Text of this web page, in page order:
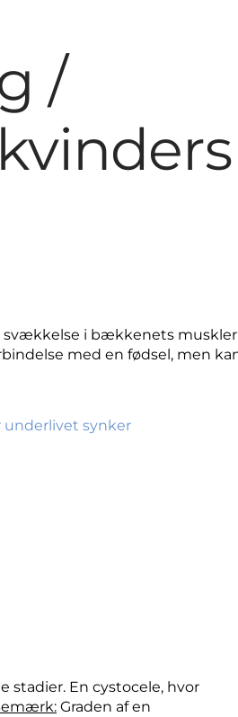
/
svækkelse i bækkenets
med en fødsel, men
underlivet synker
stadier. En cystocele, hvor
Graden af en